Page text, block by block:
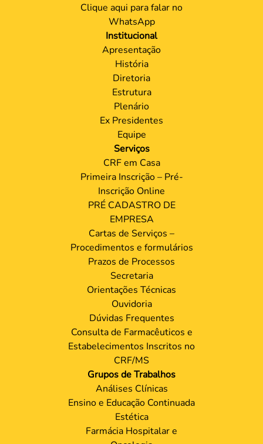
Clique aqui para falar no
WhatsApp
Institucional
Apresentação
História
Diretoria
Estrutura
Plenário
Ex Presidentes
Equipe
Serviços
CRF em Casa
Primeira Inscrição – Pré-
Inscrição Online
PRÉ CADASTRO DE
EMPRESA
Cartas de Serviços –
Procedimentos e formulários
Prazos de Processos
Secretaria
Orientações Técnicas
Ouvidoria
Dúvidas Frequentes
Consulta de Farmacêuticos e
Estabelecimentos Inscritos no
CRF/MS
Grupos de Trabalhos
Análises Clínicas
Ensino e Educação Continuada
Estética
Farmácia Hospitalar e